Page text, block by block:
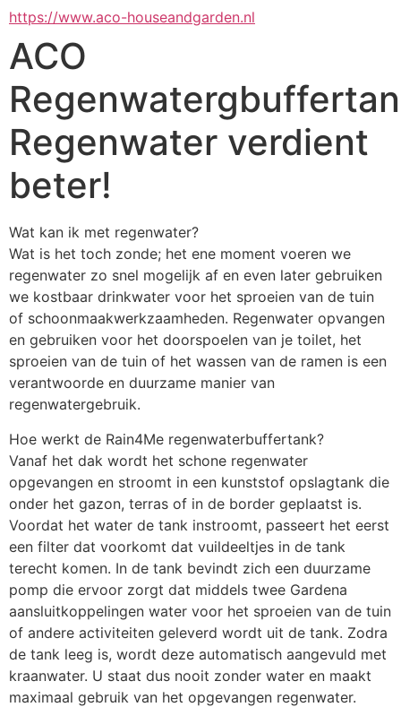
https://www.aco-houseandgarden.nl
ACO
Regenwater verdient
beter!
Wat kan ik met regenwater?
Wat is het toch zonde; het ene moment voeren we
regenwater zo snel mogelijk af en even later gebruiken
we kostbaar drinkwater voor het sproeien van de tuin
of schoonmaakwerkzaamheden. Regenwater opvangen
en gebruiken voor het doorspoelen van je toilet, het
sproeien van de tuin of het wassen van de ramen is een
verantwoorde en duurzame manier van
regenwatergebruik.
Hoe werkt de Rain4Me regenwaterbuffertank?
Vanaf het dak wordt het schone regenwater
opgevangen en stroomt in een kunststof opslagtank die
onder het gazon, terras of in de border geplaatst is.
Voordat het water de tank instroomt, passeert het eerst
een filter dat voorkomt dat vuildeeltjes in de tank
terecht komen. In de tank bevindt zich een duurzame
pomp die ervoor zorgt dat middels twee Gardena
aansluitkoppelingen water voor het sproeien van de tuin
of andere activiteiten geleverd wordt uit de tank. Zodra
de tank leeg is, wordt deze automatisch aangevuld met
kraanwater. U staat dus nooit zonder water en maakt
maximaal gebruik van het opgevangen regenwater.